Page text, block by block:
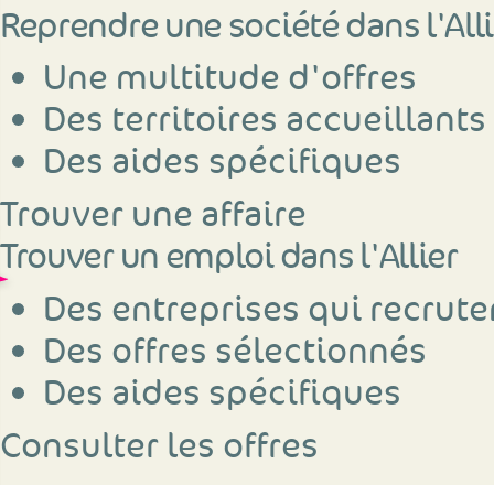
Reprendre une société dans
Une multitude d'offres
Des territoires accueillants
Des aides spécifiques
Trouver une affaire
Trouver un emploi dans l'Allier
Des entreprises qui
Des offres sélectionnés
Des aides spécifiques
Consulter les offres